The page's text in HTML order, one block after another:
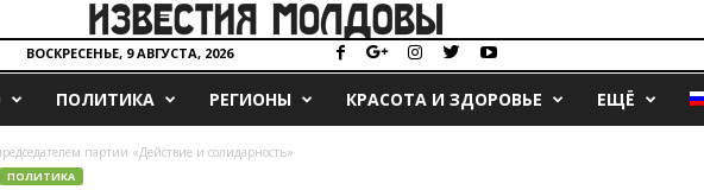
ВОСКРЕСЕНЬЕ, 9 АВГУСТА, 2026
ПОЛИТИКА РЕГИОНЫ КРАСОТА И ЗДОРОВЬЕ ЕЩЁ
партии «Действие и солидарность»
ПОЛИТИКА